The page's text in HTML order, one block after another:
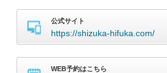
公式サイト
https://shizuka-hifuka.com/
WEB予約はこちら